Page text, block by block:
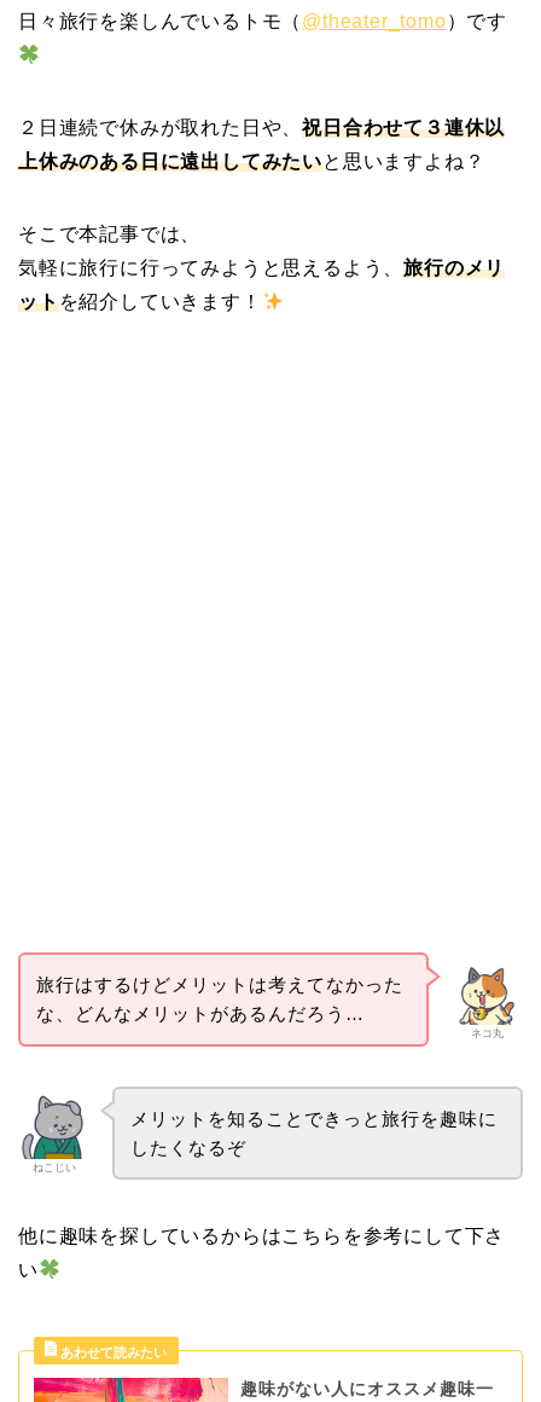
日々旅行を楽しんでいるトモ（ @theater_tomo）です
２日連続で休みが取れた日や、祝日合わせて３連休以
上休みのある日に遠出してみたいと思いますよね？
そこで本記事では、
気軽に旅行に行ってみようと思えるよう、旅行のメリ
ットを紹介していきます！
ネコ丸
旅行はするけどメリットは考えてなかった
な、どんなメリットがあるんだろう…
ねこじい
メリットを知ることできっと旅行を趣味に
したくなるぞ
他に趣味を探しているからはこちらを参考にして下さ
い
趣味がない人にオススメ趣味一